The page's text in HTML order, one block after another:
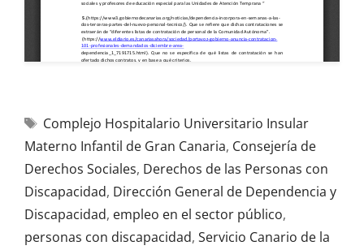
Complejo Hospitalario Universitario Insular
Materno Infantil de Gran Canaria, Consejería de
Derechos Sociales, Derechos de las Personas con
Discapacidad, Dirección General de Dependencia y
Discapacidad, empleo en el sector público,
personas con discapacidad, Servicio Canario de la